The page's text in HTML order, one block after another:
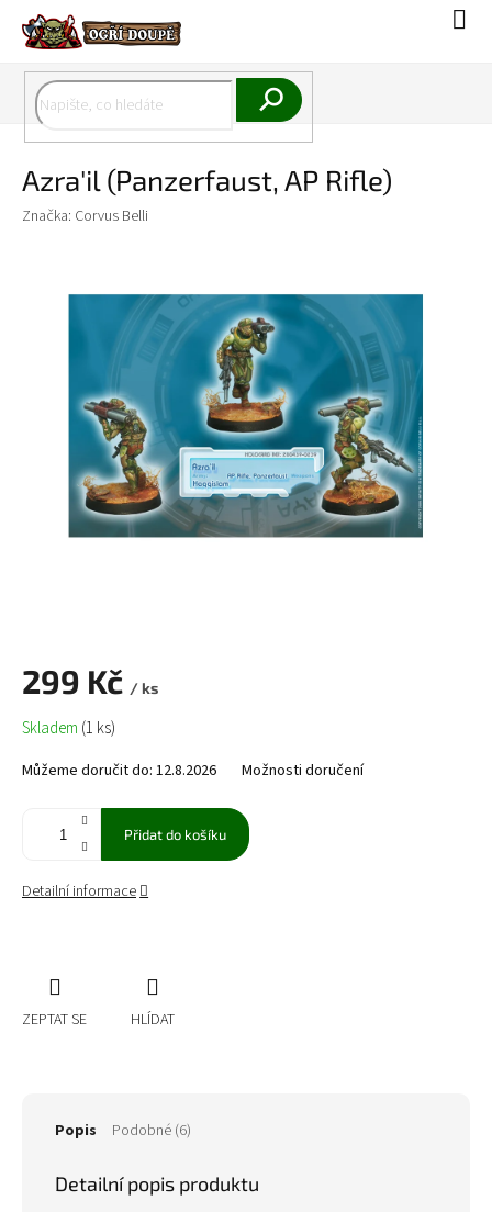
obsah
Azra'il (Panzerfaust, AP Rifle)
Značka: Corvus Belli
299 Kč / ks
Měrná
cena:
Skladem (1 ks)
Můžeme doručit do: 12.8.2026 Možnosti doručení
Přidat do košíku
Detailní informace
ZEPTAT SE HLÍDAT
Popis Podobné (6)
Detailní popis produktu